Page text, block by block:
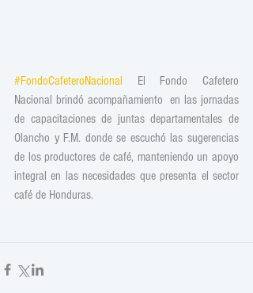
#FondoCafeteroNacional El Fondo Cafetero
Nacional brindó acompañamiento  en las jornadas
de capacitaciones de juntas departamentales de
Olancho y F.M. donde se escuchó las sugerencias
de los productores de café, manteniendo un apoyo
integral en las necesidades que presenta el sector
café de Honduras.